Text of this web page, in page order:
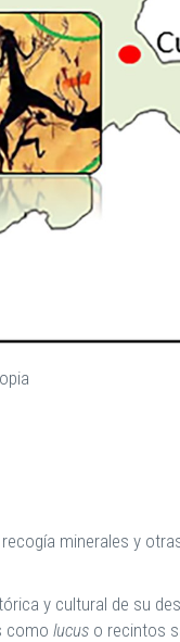
minerales y
y cultural de su
como lucus o recintos